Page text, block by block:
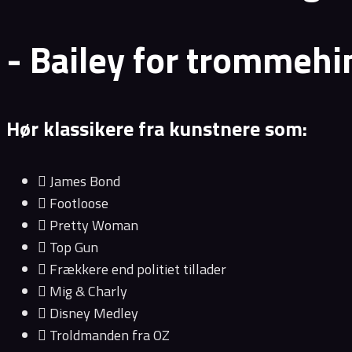
- Bailey for
Hør klassikere fra kunstnere som:
James Bond
Footloose
Pretty Woman
Top Gun
Frækkere end politiet tillader
Mig & Charly
Disney Medley
Troldmanden fra OZ